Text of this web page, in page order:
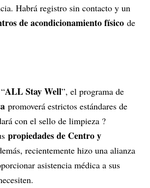
Habrá registro sin contacto y un
de acondicionamiento físico de
ALL Stay Well”, el programa de
promoverá estrictos estándares de
con el sello de limpieza ?
propiedades de Centro y
recientemente hizo una alianza
asistencia médica a sus